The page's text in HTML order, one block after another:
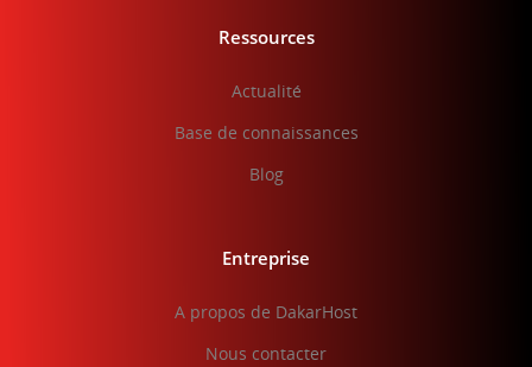
Ressources
Actualité
Base de connaissances
Blog
Entreprise
A propos de DakarHost
Nous contacter